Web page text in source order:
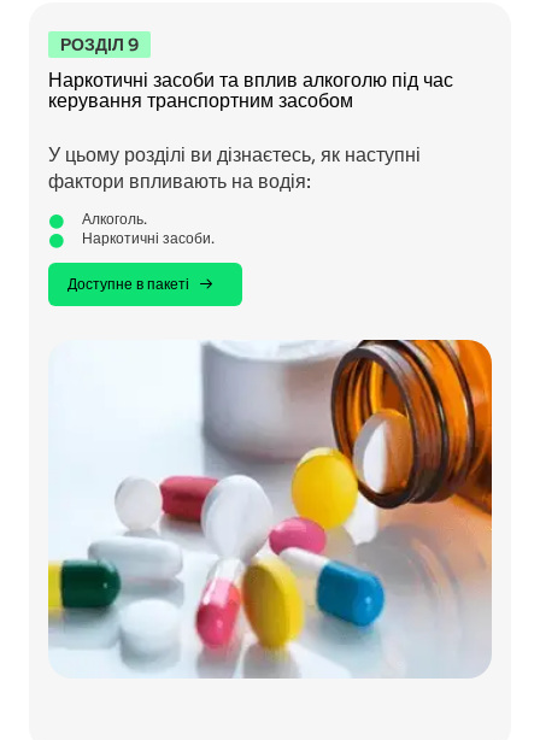
РОЗДІЛ 9
Наркотичні засоби та вплив алкоголю під час
керування транспортним засобом
У цьому розділі ви дізнаєтесь, як наступні
фактори впливають на водія:
Алкоголь.
Наркотичні засоби.
Доступне в пакеті